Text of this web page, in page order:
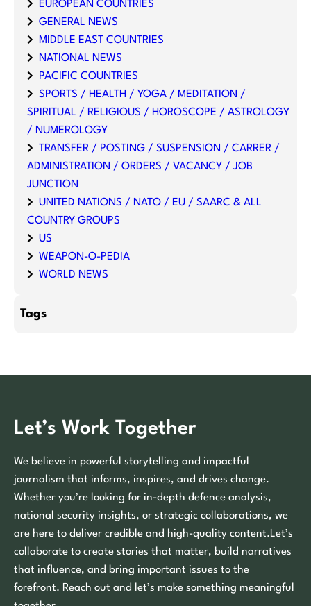
EUROPEAN COUNTRIES
GENERAL NEWS
MIDDLE EAST COUNTRIES
NATIONAL NEWS
PACIFIC COUNTRIES
SPORTS / HEALTH / YOGA / MEDITATION /
SPIRITUAL / RELIGIOUS / HOROSCOPE / ASTROLOGY
/ NUMEROLOGY
TRANSFER / POSTING / SUSPENSION / CARRER /
ADMINISTRATION / ORDERS / VACANCY / JOB
JUNCTION
UNITED NATIONS / NATO / EU / SAARC & ALL
COUNTRY GROUPS
US
WEAPON-O-PEDIA
WORLD NEWS
Tags
Let’s Work Together
We believe in powerful storytelling and impactful
journalism that informs, inspires, and drives change.
Whether you’re looking for in-depth defence analysis,
national security insights, or strategic collaborations, we
are here to deliver credible and high-quality content.Let’s
collaborate to create stories that matter, build narratives
that influence, and bring important issues to the
forefront. Reach out and let’s make something meaningful